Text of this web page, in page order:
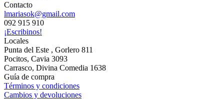
Contacto
lmariasok@gmail.com
092 915 910
¡Escribinos!
Locales
Punta del Este , Gorlero 811
Pocitos, Cavia 3093
Carrasco, Divina Comedia 1638
Guía de compra
Términos y condiciones
Cambios y devoluciones